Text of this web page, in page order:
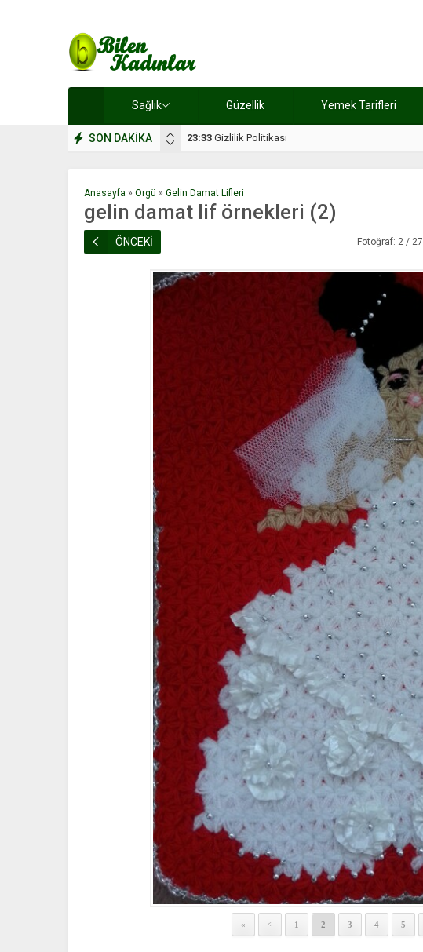
Sağlık Güzellik Yemek Tarifleri
SON DAKİKA 17:08 Dilan, düğününe 5 gün kala hayatını kaybetti
Anasayfa » Örgü » Gelin Damat Lifleri
gelin damat lif örnekleri (2)
ÖNCEKİ Fotoğraf: 2 / 27
« < 1 2 3 4 5